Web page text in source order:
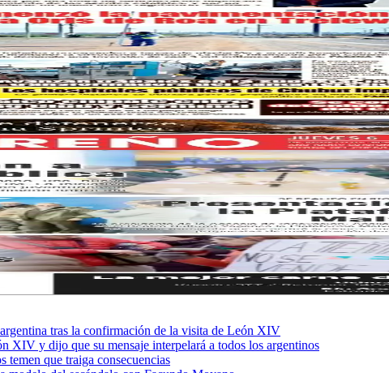
tras la confirmación de la visita de León XIV
XIV y dijo que su mensaje interpelará a todos los argentinos
temen que traiga consecuencias